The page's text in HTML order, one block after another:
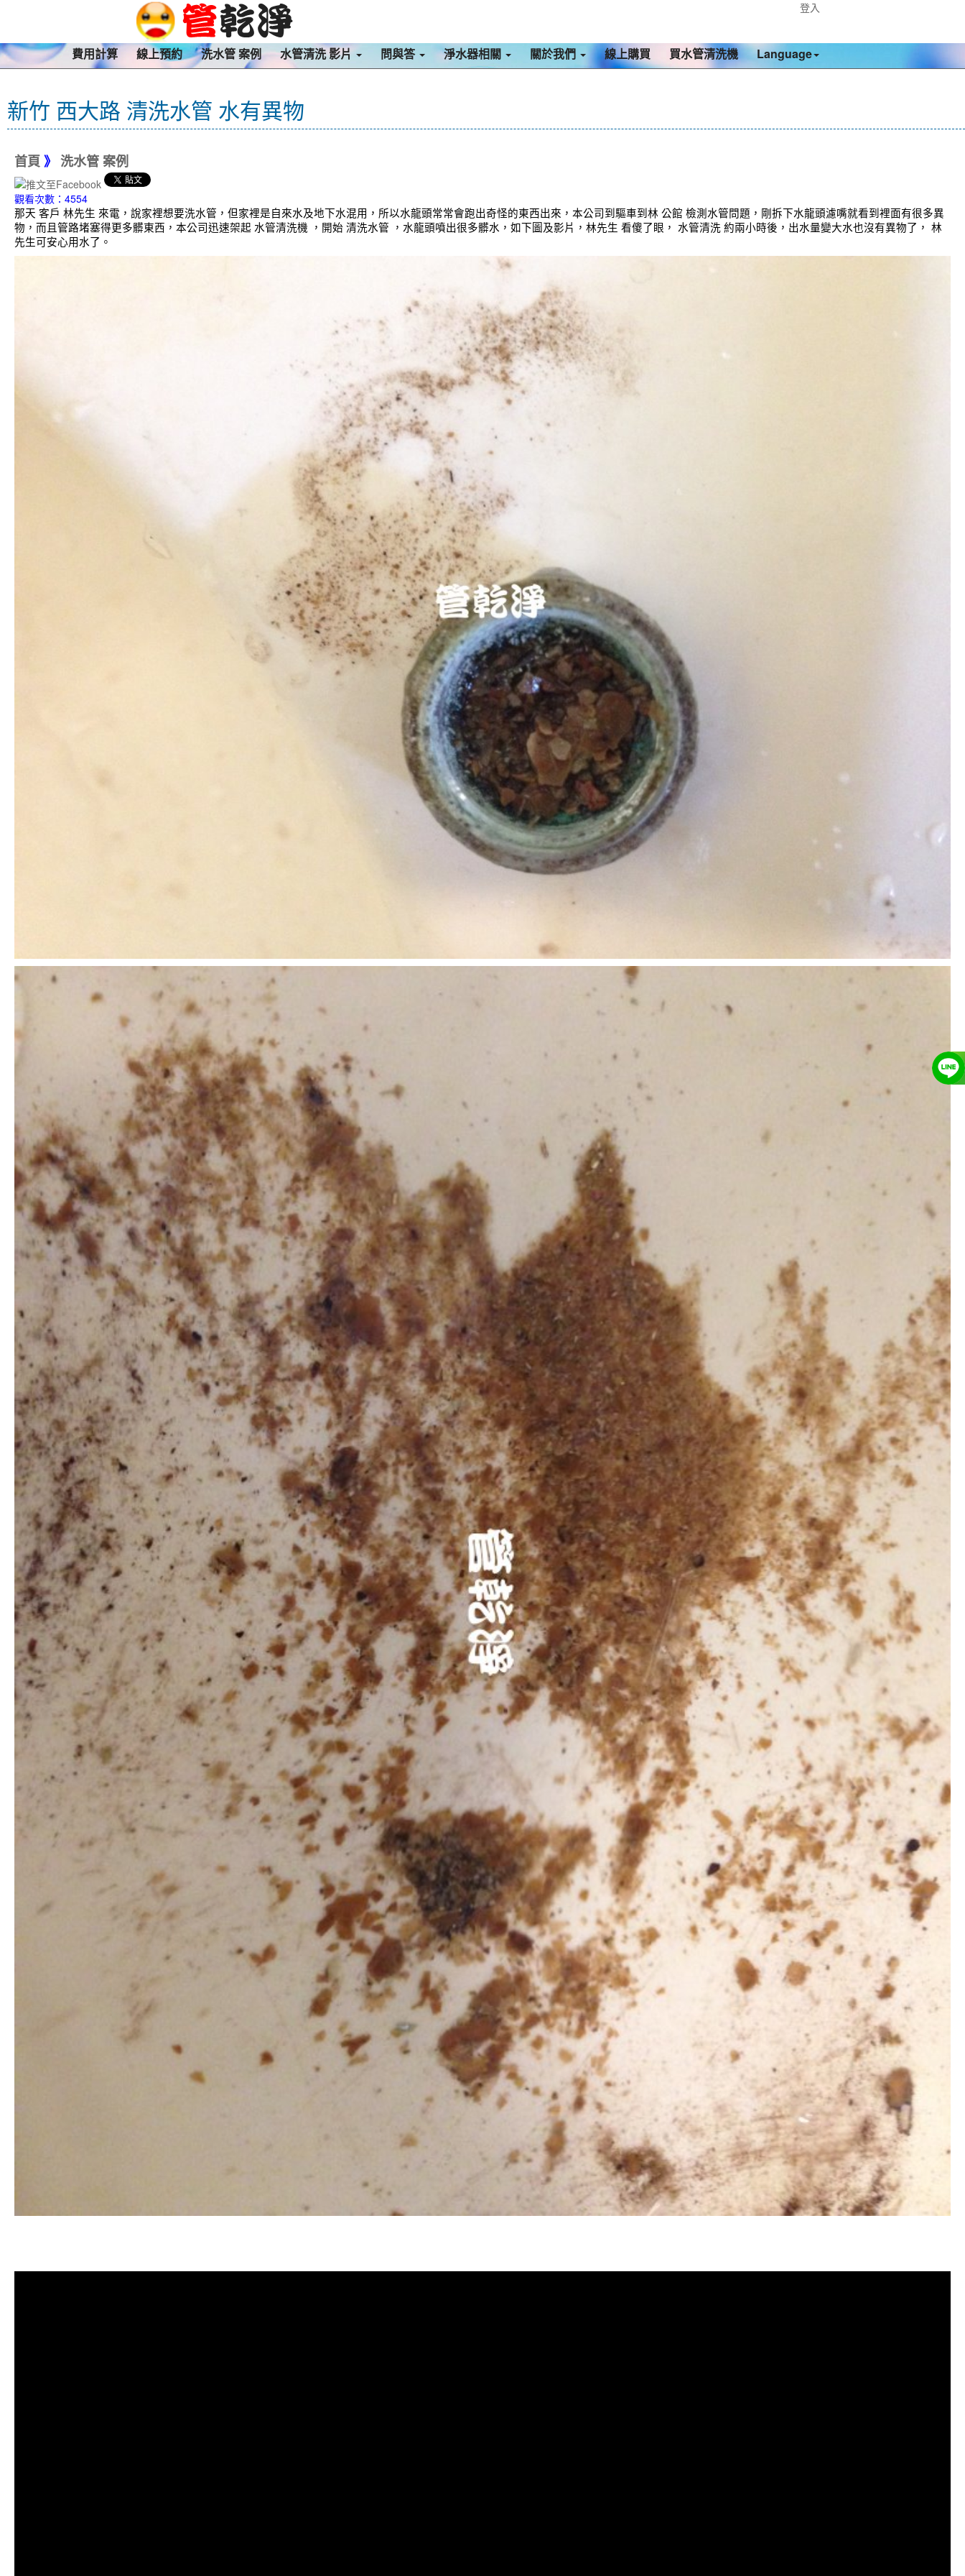
登入
費用計算 線上預約 洗水管 案例 水管清洗 影片 問與答 淨水器相關 關於我們 線上購買 買水管清洗機 Language
新竹 西大路 清洗水管 水有異物
首頁 》 洗水管 案例
觀看次數：4554
那天 客戶 林先生 來電，說家裡想要洗水管，但家裡是自來水及地下水混用，所以水龍頭常常會跑出奇怪的東西出來，本公司到驅車到林 公館 檢測水管問題，剛拆下水龍頭濾嘴就看到裡面有很多異
物，而且管路堵塞得更多髒東西，本公司迅速架起 水管清洗機 ，開始 清洗水管 ，水龍頭噴出很多髒水，如下圖及影片，林先生 看傻了眼， 水管清洗 約兩小時後，出水量變大水也沒有異物了， 林
先生可安心用水了。